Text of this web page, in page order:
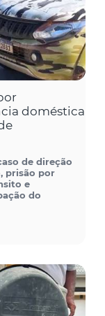
doméstica
de direção
prisão por
e
do